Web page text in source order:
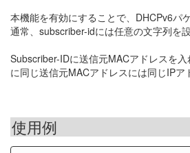
本機能を有効にすることで、DHCPv6パ
通常、subscriber-idには任意の文字列を
Subscriber-IDに送信元MACアドレスを
に同じ送信元MACアドレスには同じIPア
使用例